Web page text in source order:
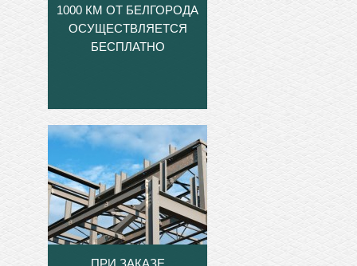
1000 КМ ОТ БЕЛГОРОДА
ОСУЩЕСТВЛЯЕТСЯ
БЕСПЛАТНО